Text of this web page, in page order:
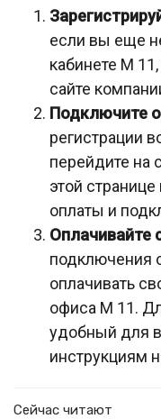
если вы еще
кабинете М
сайте
Подключите
регистрации
перейдите на
этой
оплаты и
Оплачивайте
подключения
оплачивать
офиса М 11.
удобный для
инструкциям
Сейчас читают